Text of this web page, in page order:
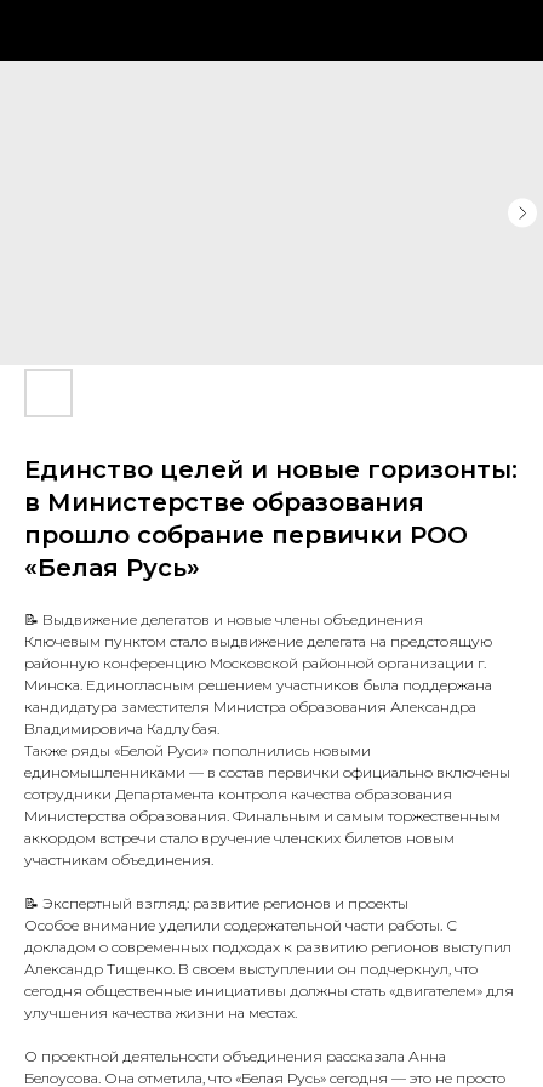
Единство целей и новые горизонты:
в Министерстве образования
прошло собрание первички РОО
«Белая Русь»
📝 Выдвижение делегатов и новые члены объединения
Ключевым пунктом стало выдвижение делегата на предстоящую
районную конференцию Московской районной организации г.
Минска. Единогласным решением участников была поддержана
кандидатура заместителя Министра образования Александра
Владимировича Кадлубая.
Также ряды «Белой Руси» пополнились новыми
единомышленниками — в состав первички официально включены
сотрудники Департамента контроля качества образования
Министерства образования. Финальным и самым торжественным
аккордом встречи стало вручение членских билетов новым
участникам объединения.
📝 Экспертный взгляд: развитие регионов и проекты
Особое внимание уделили содержательной части работы. С
докладом о современных подходах к развитию регионов выступил
Александр Тищенко. В своем выступлении он подчеркнул, что
сегодня общественные инициативы должны стать «двигателем» для
улучшения качества жизни на местах.
О проектной деятельности объединения рассказала Анна
Белоусова. Она отметила, что «Белая Русь» сегодня — это не просто